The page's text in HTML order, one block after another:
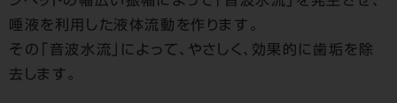
唾液を利用した液体流動を作ります。
その「音波水流」によって、やさしく、効果的に歯垢を除
去します。